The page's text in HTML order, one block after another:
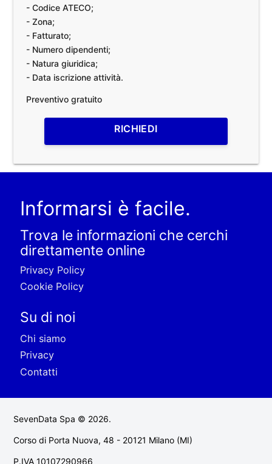
- Codice ATECO;
- Zona;
- Fatturato;
- Numero dipendenti;
- Natura giuridica;
- Data iscrizione attività.
Preventivo gratuito
RICHIEDI
Informarsi è facile.
Trova le informazioni che cerchi
direttamente online
Privacy Policy
Cookie Policy
Su di noi
Chi siamo
Privacy
Contatti
SevenData Spa © 2026.
Corso di Porta Nuova, 48 - 20121 Milano (MI)
P.IVA 10107290966